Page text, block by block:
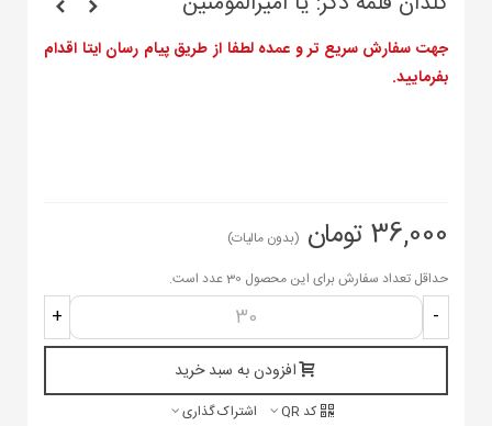
جهت سفارش سریع تر و عمده لطفا از طریق پیام رسان ایتا اقدام
بفرمایید.
36,000 تومان
(بدون مالیات)
حداقل تعداد سفارش برای این محصول 30 عدد است.
-
+
افزودن به سبد خرید
کد QR اشتراک گذاری